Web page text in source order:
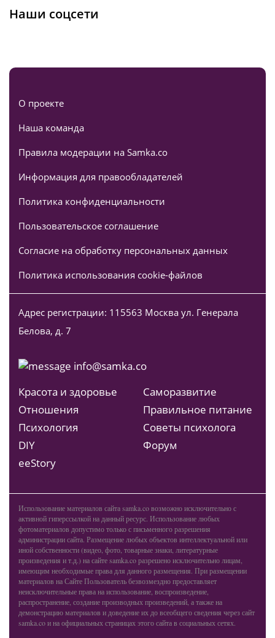
Наши соцсети
О проекте
Наша команда
Правила модерации на Samka.co
Информация для правообладателей
Политика конфиденциальности
Пользовательское соглашение
Согласие на обработку персональных данных
Политика использования cookie-файлов
Адрес регистрации: 115563 Москва ул. Генерала
Белова, д. 7
info@samka.co
Красота и здоровье
Отношения
Психология
DIY
ееStory
Саморазвитие
Правильное питание
Советы психолога
Форум
Использование материалов сайта samka.co возможно исключительно с
активной гиперссылкой на данный ресурс. Использование любых
фотоматериалов допустимо только с письменного разрешения
администрации сайта. Размещение любых объектов интеллектуальной или
иной собственности (видео, фото, товарные знаки, литературные
произведения и т.д.) на сайте samka.co разрешено исключительно лицам,
имеющим необходимые права для данного размещения. При размещении
материалов на Сайте Пользователь безвозмездно предоставляет
неисключительные права на использование, воспроизведение,
распространение, создание производных произведений, а также на
демонстрацию материалов и доведение их до всеобщего сведения через сайт
samka.co и на официальных страницах этого сайта в социальных сетях.